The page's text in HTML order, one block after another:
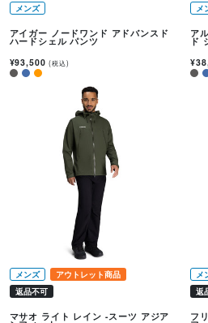
メンズ
アイガー ノードワンド アドバンスド
ハードシェル パンツ
¥93,500(税込)
メ
ア
ド
メンズ
アウトレット商品
返品不可
マサオ ライト レイン -スーツ アジア
メ
返
フ